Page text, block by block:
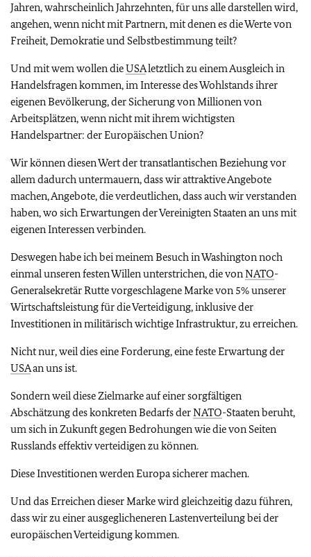
Jahren, wahrscheinlich Jahrzehnten, für uns alle darstellen wird,
angehen, wenn nicht mit Partnern, mit denen es die Werte von
Freiheit, Demokratie und Selbstbestimmung teilt?
Und mit wem wollen dieUSAletztlich zu einem Ausgleich in
Handelsfragen kommen, im Interesse des Wohlstands ihrer
eigenen Bevölkerung, der Sicherung von Millionen von
Arbeitsplätzen, wenn nicht mit ihrem wichtigsten
Handelspartner: der Europäischen Union?
Wir können diesen Wert der transatlantischen Beziehung vor
allem dadurch untermauern, dass wir attraktive Angebote
machen, Angebote, die verdeutlichen, dass auch wir verstanden
haben, wo sich Erwartungen der Vereinigten Staaten an uns mit
eigenen Interessen verbinden.
Deswegen habe ich bei meinem Besuch in Washington noch
einmal unseren festen Willen unterstrichen, die vonNATO-
Generalsekretär Rutte vorgeschlagene Marke von 5% unserer
Wirtschaftsleistung für die Verteidigung, inklusive der
Investitionen in militärisch wichtige Infrastruktur, zu erreichen.
Nicht nur, weil dies eine Forderung, eine feste Erwartung der
USAan uns ist.
Sondern weil diese Zielmarke auf einer sorgfältigen
Abschätzung des konkreten Bedarfs derNATO-Staaten beruht,
um sich in Zukunft gegen Bedrohungen wie die von Seiten
Russlands effektiv verteidigen zu können.
Diese Investitionen werden Europa sicherer machen.
Und das Erreichen dieser Marke wird gleichzeitig dazu führen,
dass wir zu einer ausgeglicheneren Lastenverteilung bei der
europäischen Verteidigung kommen.